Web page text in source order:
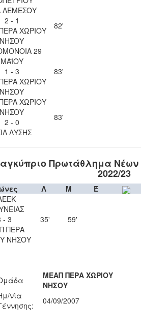
ΛΕΜΕΣΟΥ
2 - 1
ΧΩΡΙΟΥ
ΝΗΣΟΥ
82'
29
ΜΑΪΟΥ
1 - 3
ΧΩΡΙΟΥ
ΝΗΣΟΥ
83'
ΧΩΡΙΟΥ
ΝΗΣΟΥ
2 - 0
ΛΥΣΗΣ
83'
Πρωτάθλημα Νέων
2022/23
Λ Μ
Έ
- 3
ΠΕΡΑ
ΝΗΣΟΥ
35' 59'
ΜΕΑΠ ΠΕΡΑ ΧΩΡΙΟΥ
ΝΗΣΟΥ
νία
04/09/2007